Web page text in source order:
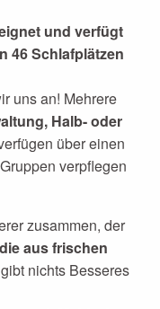
und verfügt
46 Schlafplätzen
uns an! Mehrere
Halb- oder
über einen
verpflegen
zusammen, der
aus frischen
nichts Besseres